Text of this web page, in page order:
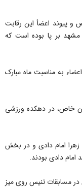
و پیوند اعضأ این رقابت
بر پا بوده است که
به مناسبت ماه مبارک
خاص، در دهکده ورزشی
زهرا امام دادی و در بخش
دادی بودند.
مسابقات تنیس روی میز